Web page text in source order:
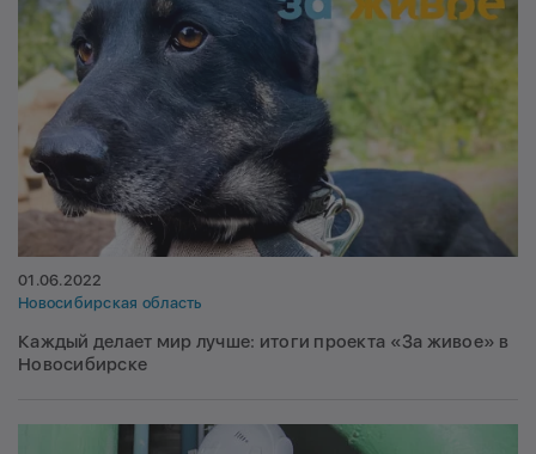
01.06.2022
Новосибирская область
Каждый делает мир лучше: итоги проекта «За живое» в
Новосибирске